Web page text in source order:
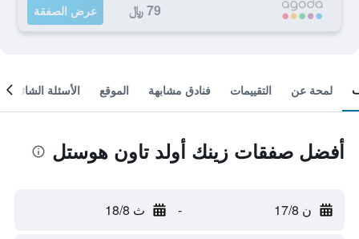
79 ﷼ عرض الصفقة
لمحة عن التقييمات فنادق مشابهة الموقع الأسئلة الشائعة
أفضل صفقات زينك أولد تاون هوستل
ن 17/8 - ث 18/8